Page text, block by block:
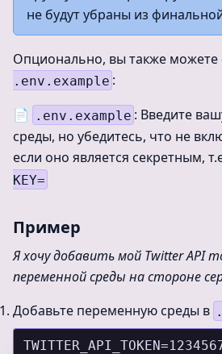
не будут убраны из
Опционально, вы также можете
.env.example :
📄
.env.example : Введите
среды, но убедитесь, что не
если оно является секретным,
KEY=
Пример
Я хочу добавить мой Twitter API
переменной среды на стороне
Добавьте переменную среды в